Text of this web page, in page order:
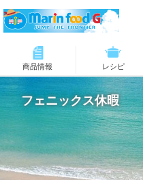
商品情報 レシピ
フェニックス休暇